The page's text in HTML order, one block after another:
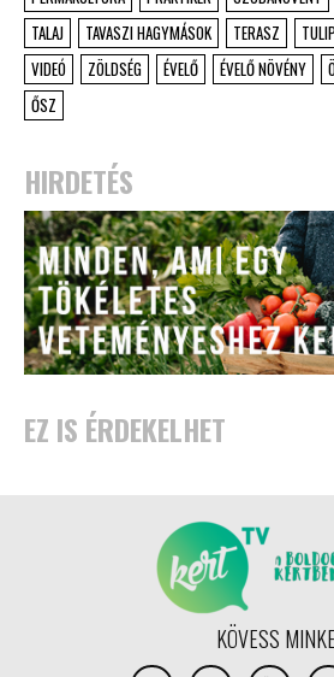
TALAJ
TAVASZI HAGYMÁSOK TERASZ
VIDEÓ
ZÖLDSÉG ÉVELŐ ÉVELŐ NÖVÉNY
ŐSZ
HIRDETÉS
EZ IS ÉRDEKELHET
KÖVESS